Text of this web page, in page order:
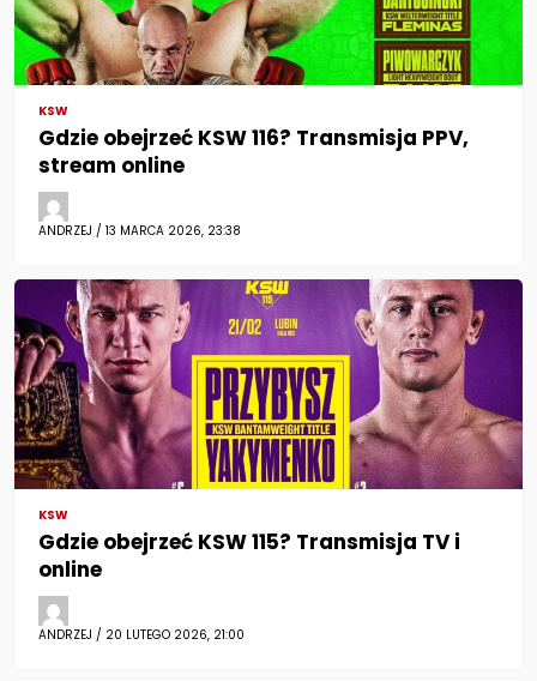
KSW
Gdzie obejrzeć KSW 116? Transmisja PPV,
stream online
ANDRZEJ / 13 MARCA 2026, 23:38
KSW
Gdzie obejrzeć KSW 115? Transmisja TV i
online
ANDRZEJ / 20 LUTEGO 2026, 21:00